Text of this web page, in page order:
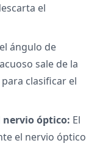
el
ángulo de
sale de la
clasificar el
nervio óptico: El
el nervio óptico